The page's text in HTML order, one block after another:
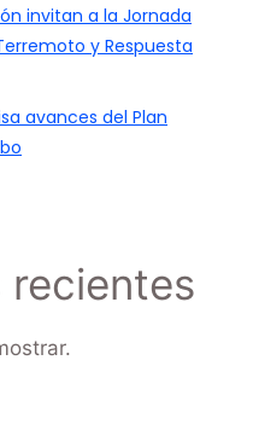
invitan a la Jornada
y Respuesta
avances del Plan
recientes